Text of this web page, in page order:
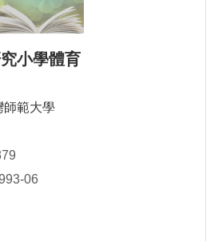
小學體育
師範大學
06